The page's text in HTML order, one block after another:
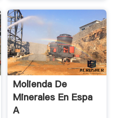
Molienda De
Minerales En Espa
A